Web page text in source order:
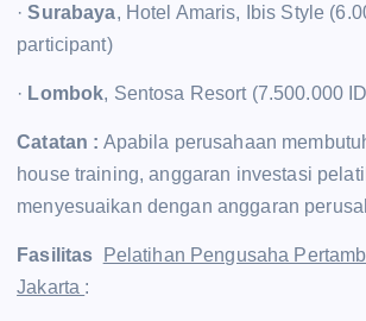
·Surabaya, Hotel Amaris, Ibis Style
participant)
· Lombok, Sentosa Resort (7.500.000
Catatan : Apabila perusahaan
house training, anggaran investasi
menyesuaikan dengan anggaran
Fasilitas
Pelatihan Pengusaha
Jakarta :